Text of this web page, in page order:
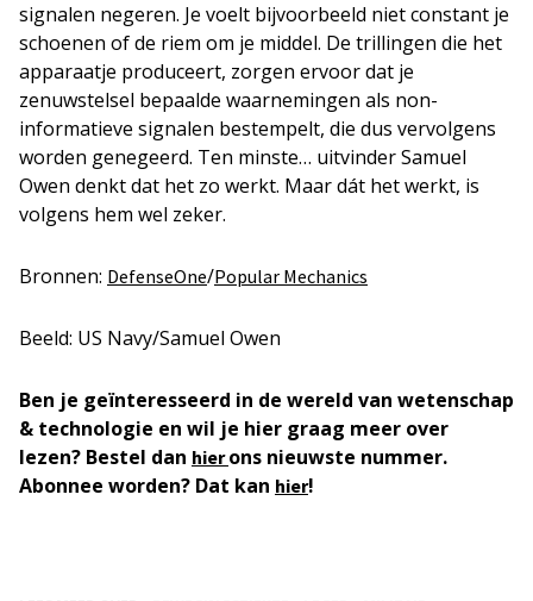
signalen negeren. Je voelt bijvoorbeeld niet constant je
schoenen of de riem om je middel. De trillingen die het
apparaatje produceert, zorgen ervoor dat je
zenuwstelsel bepaalde waarnemingen als non-
informatieve signalen bestempelt, die dus vervolgens
worden genegeerd. Ten minste… uitvinder Samuel
Owen denkt dat het zo werkt. Maar dát het werkt, is
volgens hem wel zeker.
Bronnen: DefenseOne/Popular Mechanics
Beeld: US Navy/Samuel Owen
Ben je geïnteresseerd in de wereld van wetenschap
& technologie en wil je hier graag meer over
lezen? Bestel dan hierons nieuwste nummer.
Abonnee worden? Dat kan hier!